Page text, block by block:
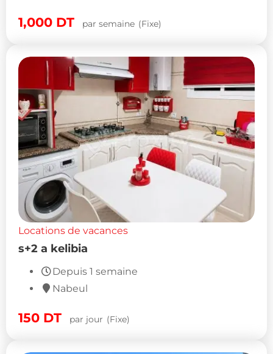
1,000 DT par semaine (Fixe)
Locations de vacances
s+2 a kelibia
Depuis 1 semaine
Nabeul
150 DT par jour (Fixe)